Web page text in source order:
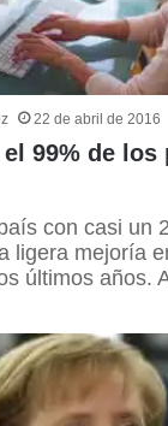
22 de abril de 2016
99% de
con casi un
ligera mejoría
últimos años.